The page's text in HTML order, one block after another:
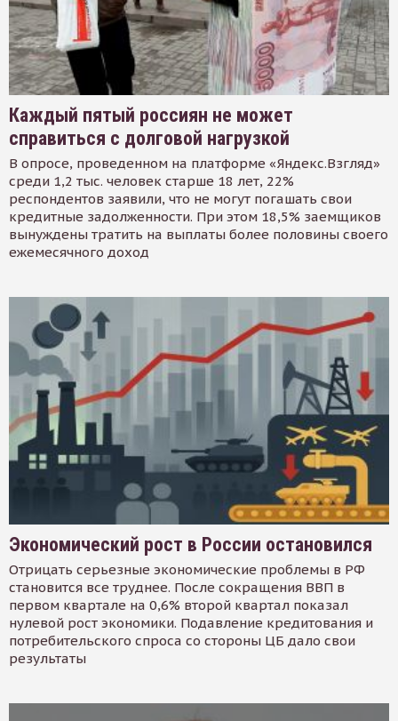
Каждый пятый россиян не может
справиться с долговой нагрузкой
В опросе, проведенном на платформе «Яндекс.Взгляд»
среди 1,2 тыс. человек старше 18 лет, 22%
респондентов заявили, что не могут погашать свои
кредитные задолженности. При этом 18,5% заемщиков
вынуждены тратить на выплаты более половины своего
ежемесячного доход
Экономический рост в России остановился
Отрицать серьезные экономические проблемы в РФ
становится все труднее. После сокращения ВВП в
первом квартале на 0,6% второй квартал показал
нулевой рост экономики. Подавление кредитования и
потребительского спроса со стороны ЦБ дало свои
результаты